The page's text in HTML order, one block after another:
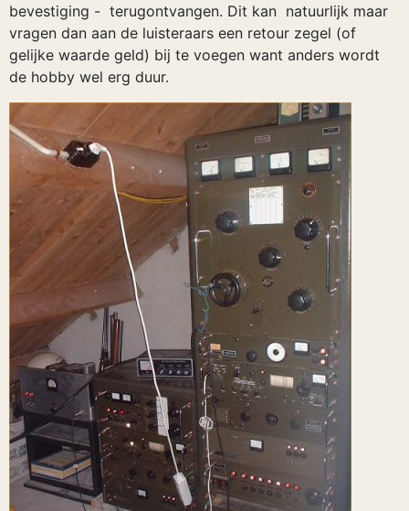
bevestiging - terugontvangen. Dit kan natuurlijk maar
vragen dan aan de luisteraars een retour zegel (of
gelijke waarde geld) bij te voegen want anders wordt
de hobby wel erg duur.